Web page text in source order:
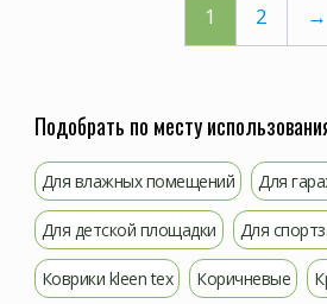
1 2 →
Подобрать по месту
Для влажных помещений Для
Для детской площадки Для
Коврики kleen tex Коричневые